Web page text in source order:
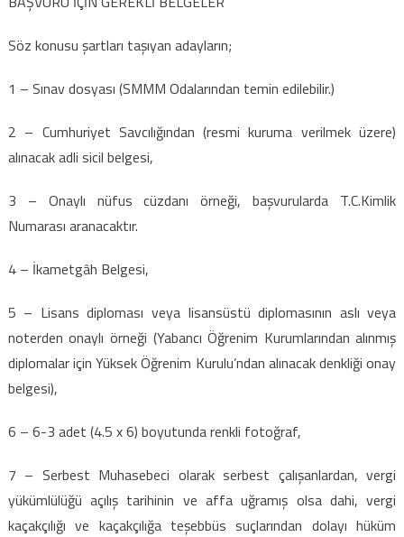
Söz konusu şartları taşıyan adayların;
1 – Sınav dosyası (SMMM Odalarından temin edilebilir.)
2 – Cumhuriyet Savcılığından (resmi kuruma verilmek üzere)
alınacak adli sicil belgesi,
3 – Onaylı nüfus cüzdanı örneği, başvurularda T.C.Kimlik
Numarası aranacaktır.
4 – İkametgâh Belgesi,
5 – Lisans diploması veya lisansüstü diplomasının aslı veya
noterden onaylı örneği (Yabancı Öğrenim Kurumlarından alınmış
diplomalar için Yüksek Öğrenim Kurulu’ndan alınacak denkliği onay
belgesi),
6 – 6-3 adet (4.5 x 6) boyutunda renkli fotoğraf,
7 – Serbest Muhasebeci olarak serbest çalışanlardan, vergi
yükümlülüğü açılış tarihinin ve affa uğramış olsa dahi, vergi
kaçakçılığı ve kaçakçılığa teşebbüs suçlarından dolayı hüküm